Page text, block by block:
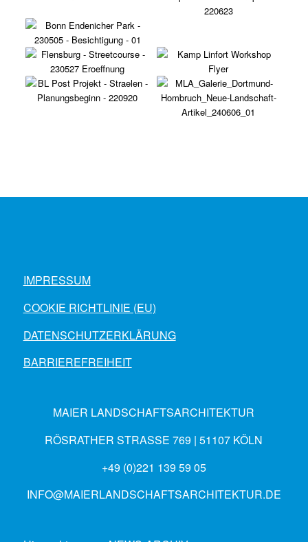
IMPRESSUM
COOKIE RICHTLINIE (EU)
DATENSCHUTZERKLÄRUNG
BARRIEREFREIHEIT
MAIER LANDSCHAFTSARCHITEKTUR
RÖSRATHER STRASSE 769 | 51107 KÖLN
+49 (0)221 139 59 05
INFO@MAIERLANDSCHAFTSARCHITEKTUR.DE